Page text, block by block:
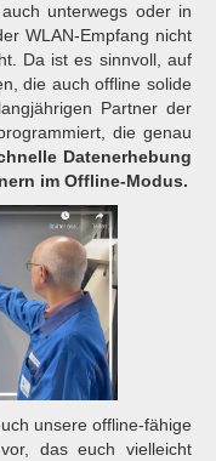
unterwegs oder in
WLAN-Empfang nicht
Da ist es sinnvoll, auf
die auch offline solide
Partner der
die genau
Datenerhebung
im Offline-Modus.
unsere offline-fähige
das euch vielleicht